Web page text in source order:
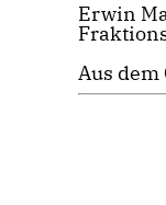
Erwin
Aus